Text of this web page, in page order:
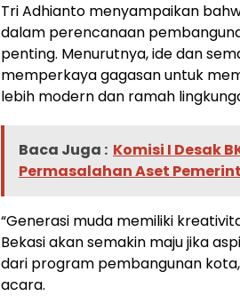
Tri Adhianto menyampaikan
dalam perencanaan
penting. Menurutnya, ide dan
memperkaya gagasan untuk
lebih modern dan ramah
Baca Juga : Komisi I Desak
Permasalahan Aset
“Generasi muda memiliki
Bekasi akan semakin maju jika
dari program pembangunan
acara.